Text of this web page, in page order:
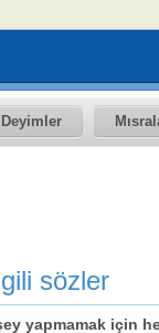
Deyimler
sözler
yapmamak için